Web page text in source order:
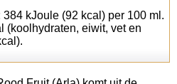
kJoule (92 kcal) per 100 ml.
(koolhydraten, eiwit, vet en